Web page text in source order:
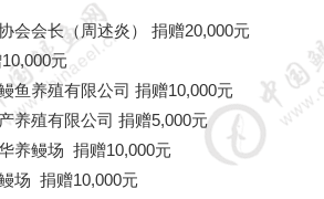
会会长（周述炎） 捐赠20,000元
元
鱼养殖有限公司 捐赠10,000元
养殖有限公司 捐赠5,000元
华养鳗场 捐赠10,000元
鳗场 捐赠10,000元